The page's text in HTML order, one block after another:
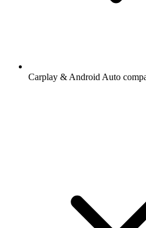
Carplay & Android Auto